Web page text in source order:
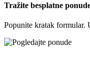
Tražite besplatne
Popunite kratak formular.